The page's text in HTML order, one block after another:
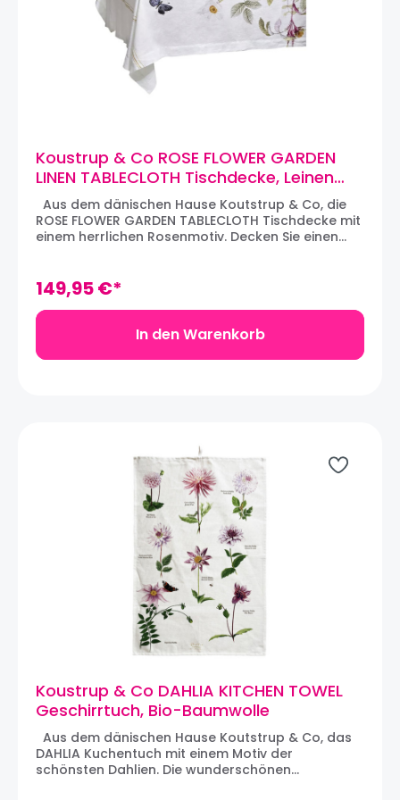
schaffen.
Koustrup & Co ROSE FLOWER GARDEN
LINEN TABLECLOTH Tischdecke, Leinen
(220 x 145 cm)
Aus dem dänischen Hause Koutstrup & Co, die
ROSE FLOWER GARDEN TABLECLOTH Tischdecke mit
einem herrlichen Rosenmotiv. Decken Sie einen
Die Tischdecke mit den schönsten Rosen in
fantastischen Farben ist Teil der Kollektion "Rose
Flower Garden", die in Zusammenarbeit mit dem
dänischen Designer Jim Lyngvild entstanden ist.
Die Tischläufer und Tischdecken von Koustrup &
Co sind weich und aus exklusiv
bei 60 GradMaße: 220 x 145 cm Über Koustrup &
Co: Mit Sitz in Hovedstaden, Dänemark und
Produktionstätten in u.a. Lettland, Großbritannien,
Schweden und Polen. Die Leidenschaft von
Koustrup & Co ist es, Wissen über Pflanzen, Tiere,
Gastronomie und Bio-Gartenbau weiterzugeben
und ein Bewusstsein für Natur und Umwelt zu
149,95 €*
In den Warenkorb
Koustrup & Co DAHLIA KITCHEN TOWEL
Geschirrtuch, Bio-Baumwolle
Aus dem dänischen Hause Koutstrup & Co, das
DAHLIA Kuchentuch mit einem Motiv der
schönsten Dahlien. Die wunderschönen